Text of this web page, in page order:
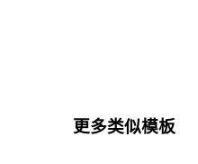
更多类似模板